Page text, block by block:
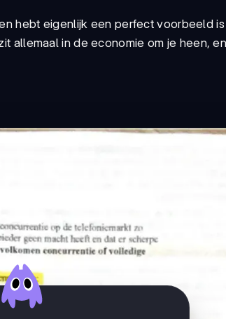
hebt eigenlijk een perfect voorbeeld
allemaal in de economie om je heen,